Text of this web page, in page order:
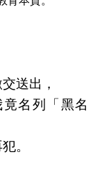
送出，
名列「黑名
。